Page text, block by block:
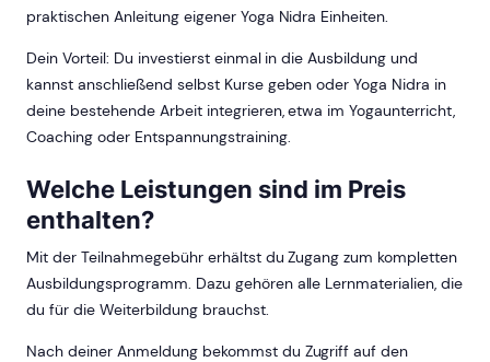
praktischen Anleitung eigener Yoga Nidra Einheiten.
Dein Vorteil: Du investierst einmal in die Ausbildung und
kannst anschließend selbst Kurse geben oder Yoga Nidra in
deine bestehende Arbeit integrieren, etwa im Yogaunterricht,
Coaching oder Entspannungstraining.
Welche Leistungen sind im Preis
enthalten?
Mit der Teilnahmegebühr erhältst du Zugang zum kompletten
Ausbildungsprogramm. Dazu gehören alle Lernmaterialien, die
du für die Weiterbildung brauchst.
Nach deiner Anmeldung bekommst du Zugriff auf den